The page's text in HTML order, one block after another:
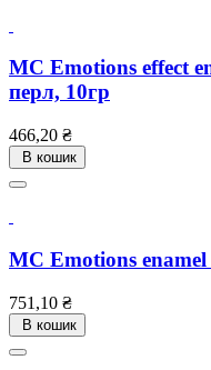
MC Emotions effect
перл, 10гр
466,20 ₴Ціна
В кошик
MC Emotions
751,10 ₴Ціна
В кошик